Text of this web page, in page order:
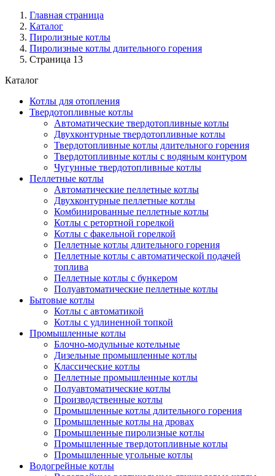
Главная страница
Каталог
Пиролизные котлы
Пиролизные котлы длительного горения
Страница 13
Каталог
Котлы для отопления
Твердотопливные котлы
Автоматические твердотопливные котлы
Двухконтурные твердотопливные котлы
Твердотопливные котлы длительного горения
Твердотопливные котлы с водяным контуром
Чугунные твердотопливные котлы
Пеллетные котлы
Автоматические пеллетные котлы
Двухконтурные пеллетные котлы
Комбинированные пеллетные котлы
Котлы с ретортной горелкой
Котлы с факельной горелкой
Пеллетные котлы длительного горения
Пеллетные котлы с автоматической подачей
топлива
Пеллетные котлы с бункером
Полуавтоматические пеллетные котлы
Бытовые котлы
Котлы с автоматикой
Котлы с удлиненной топкой
Промышленные котлы
Блочно-модульные котельные
Дизельные промышленные котлы
Классические котлы
Пеллетные промышленные котлы
Полуавтоматические котлы
Производственные котлы
Промышленные котлы длительного горения
Промышленные котлы на дровах
Промышленные пиролизные котлы
Промышленные твердотопливные котлы
Промышленные угольные котлы
Водогрейные котлы